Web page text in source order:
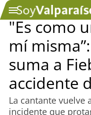
Podcast
Actualidad
"Es como
mí
suma a
accidente
La cantante vuelve
incidente que